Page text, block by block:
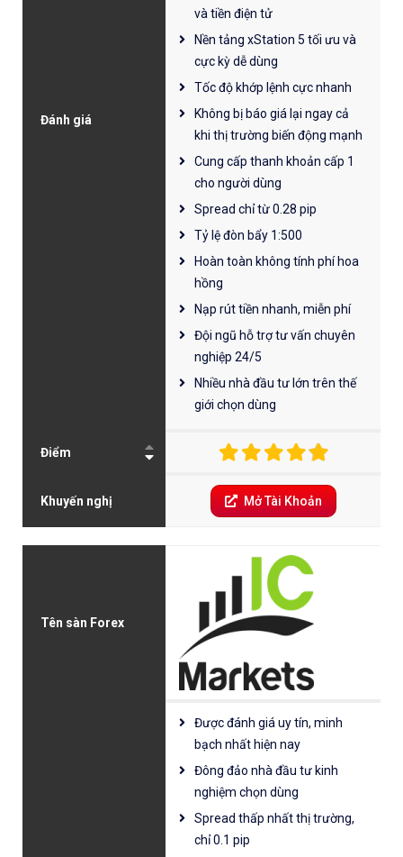
Đánh giá
và tiền điện tử
Nền tảng xStation 5 tối ưu và
cực kỳ dễ dùng
Tốc độ khớp lệnh cực nhanh
Không bị báo giá lại ngay cả
khi thị trường biến động mạnh
Cung cấp thanh khoản cấp 1
cho người dùng
Spread chỉ từ 0.28 pip
Tỷ lệ đòn bẩy 1:500
Hoàn toàn không tính phí hoa
hồng
Nạp rút tiền nhanh, miễn phí
Đội ngũ hỗ trợ tư vấn chuyên
nghiệp 24/5
Nhiều nhà đầu tư lớn trên thế
giới chọn dùng
Điểm
Khuyến nghị Mở Tài Khoản
Tên sàn Forex
Được đánh giá uy tín, minh
bạch nhất hiện nay
Đông đảo nhà đầu tư kinh
nghiệm chọn dùng
Spread thấp nhất thị trường,
chỉ 0.1 pip